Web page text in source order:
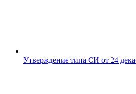
Утверждение типа СИ от 24